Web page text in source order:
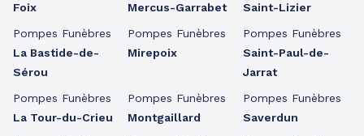
Foix
Pompes Funèbres
La Bastide-de-
Sérou
Pompes Funèbres
La Tour-du-Crieu
Mercus-Garrabet
Pompes Funèbres
Mirepoix
Pompes Funèbres
Montgaillard
Saint-Lizier
Pompes Funèbres
Saint-Paul-de-
Jarrat
Pompes Funèbres
Saverdun